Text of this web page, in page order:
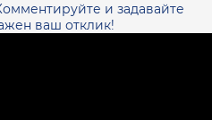
и задавайте
ваш отклик!